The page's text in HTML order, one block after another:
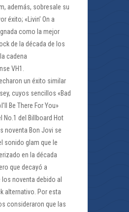
además, sobresale su
éxito; «Livin’ On a
como la mejor
de la década de los
cadena
VH1.
un éxito similar
cuyos sencillos «Bad
Be There For You»
No.1 del Billboard Hot
noventa Bon Jovi se
sonido glam que le
en la década
que decayó a
noventa debido al
alternativo. Por esta
consideraron que las